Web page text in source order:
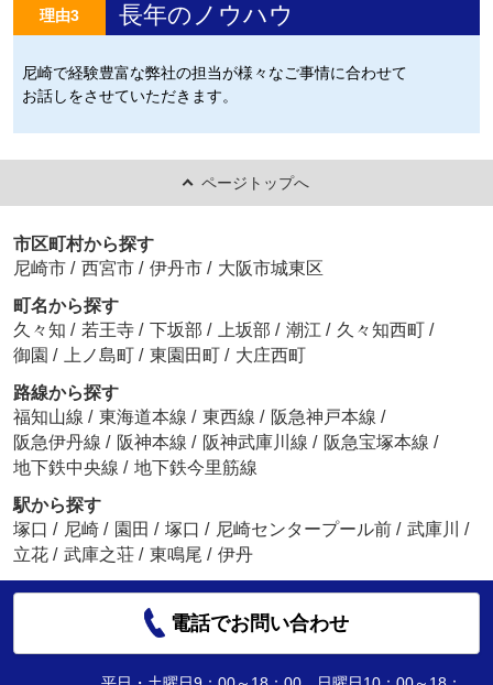
理由3 長年のノウハウ
尼崎で経験豊富な弊社の担当が様々なご事情に合わせて
お話しをさせていただきます。
ページトップへ
市区町村から探す
尼崎市 / 西宮市 / 伊丹市 / 大阪市城東区
町名から探す
久々知 / 若王寺 / 下坂部 / 上坂部 / 潮江 / 久々知西町 /
御園 / 上ノ島町 / 東園田町 / 大庄西町
路線から探す
福知山線 / 東海道本線 / 東西線 / 阪急神戸本線 /
阪急伊丹線 / 阪神本線 / 阪神武庫川線 / 阪急宝塚本線 /
地下鉄中央線 / 地下鉄今里筋線
駅から探す
塚口 / 尼崎 / 園田 / 塚口 / 尼崎センタープール前 / 武庫川
/
立花 / 武庫之荘 / 東鳴尾 / 伊丹
電話でお問い合わせ